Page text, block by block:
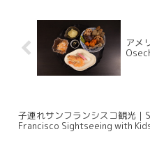
アメ
子連れサンフランシスコ観光｜
Francisco Sightseeing with